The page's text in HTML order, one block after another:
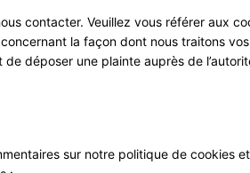
contacter. Veuillez vous référer aux
la façon dont nous traitons
déposer une plainte auprès de
sur notre politique de cookies